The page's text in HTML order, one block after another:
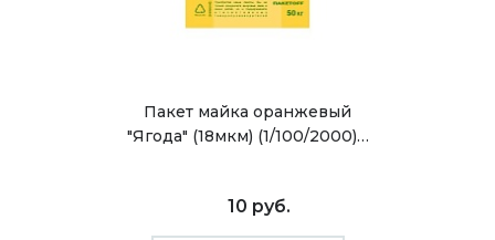
Пакет майка оранжевый
"Ягода" (18мкм) (1/100/2000)…
10 руб.